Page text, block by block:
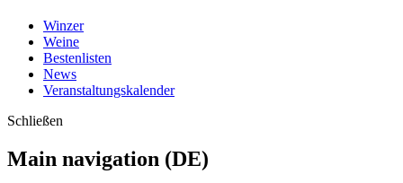
Winzer
Weine
Bestenlisten
News
Veranstaltungskalender
Schließen
Main navigation (DE)